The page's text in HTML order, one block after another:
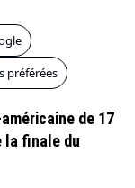
préférées
de 17
la finale du